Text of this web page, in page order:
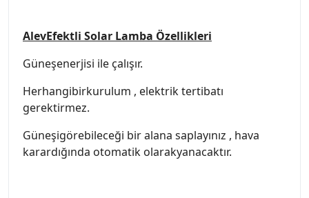
AlevEfektli Solar Lamba Özellikleri
Güneşenerjisi ile çalışır.
Herhangibirkurulum , elektrik tertibatı
gerektirmez.
Güneşigörebileceği bir alana saplayınız , hava
karardığında otomatik olarakyanacaktır.